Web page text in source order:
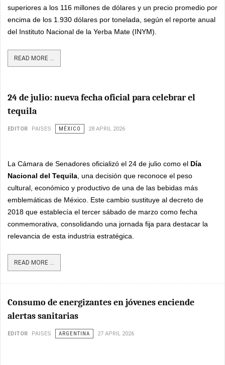
superiores a los 116 millones de dólares y un precio promedio por
encima de los 1.930 dólares por tonelada, según el reporte anual
del Instituto Nacional de la Yerba Mate (INYM).
READ MORE ...
24 de julio: nueva fecha oficial para celebrar el
tequila
EDITOR PAISES MÉXICO 28 APRIL 2026
La Cámara de Senadores oficializó el 24 de julio como el Día
Nacional del Tequila , una decisión que reconoce el peso
cultural, económico y productivo de una de las bebidas más
emblemáticas de México. Este cambio sustituye al decreto de
2018 que establecía el tercer sábado de marzo como fecha
conmemorativa, consolidando una jornada fija para destacar la
relevancia de esta industria estratégica.
READ MORE ...
Consumo de energizantes en jóvenes enciende
alertas sanitarias
EDITOR PAISES ARGENTINA 27 APRIL 2026